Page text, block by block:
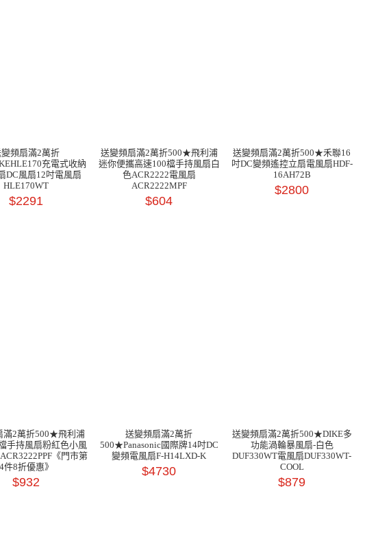
頻扇滿2萬折
充電式收納
DC風扇12吋電風扇
HLE170WT
$2291
送變頻扇滿2萬折500★飛利浦
迷你便攜高速100檔手持風扇白
色ACR2222電風扇
ACR2222MPF
$604
送變頻扇滿2萬折500★禾聯16
吋DC變頻遙控立扇電風扇HDF-
16AH72B
$2800
滿2萬折500★飛利浦
手持風扇粉紅色小風
《門市第
4件8折優惠》
$932
送變頻扇滿2萬折
500★Panasonic國際牌14吋DC
變頻電風扇F-H14LXD-K
$4730
送變頻扇滿2萬折500★DIKE多
功能渦輪暴風扇-白色
DUF330WT電風扇DUF330WT-
COOL
$879